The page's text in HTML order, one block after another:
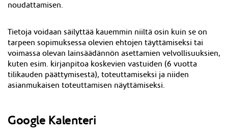
noudattamisen.
Tietoja voidaan säilyttää kauemmin niiltä osin kuin se on
tarpeen sopimuksessa olevien ehtojen täyttämiseksi tai
voimassa olevan lainsäädännön asettamien velvollisuuksien,
kuten esim. kirjanpitoa koskevien vastuiden (6 vuotta
tilikauden päättymisestä), toteuttamiseksi ja niiden
asianmukaisen toteuttamisen näyttämiseksi.
Google Kalenteri